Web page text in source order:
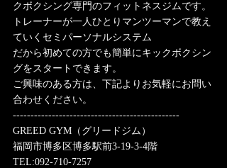
クボクシング専門のフィットネスジムです。
トレーナーが一人ひとりマンツーマンで教え
ていくセミパーソナルシステム
だから初めての方でも簡単にキックボクシン
グをスタートできます。
ご興味のある方は、下記よりお気軽にお問い
合わせください。
-----------------------------------------------
GREED GYM（グリードジム）
福岡市博多区博多駅前3-19-3-4階
TEL:092-710-7257